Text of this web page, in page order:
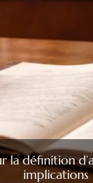
la définition
implications